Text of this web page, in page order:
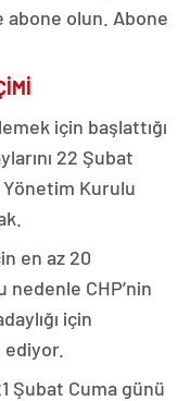
abone olun. Abone
için başlattığı
22 Şubat
Yönetim Kurulu
en az 20
CHP’nin
için
Şubat Cuma günü